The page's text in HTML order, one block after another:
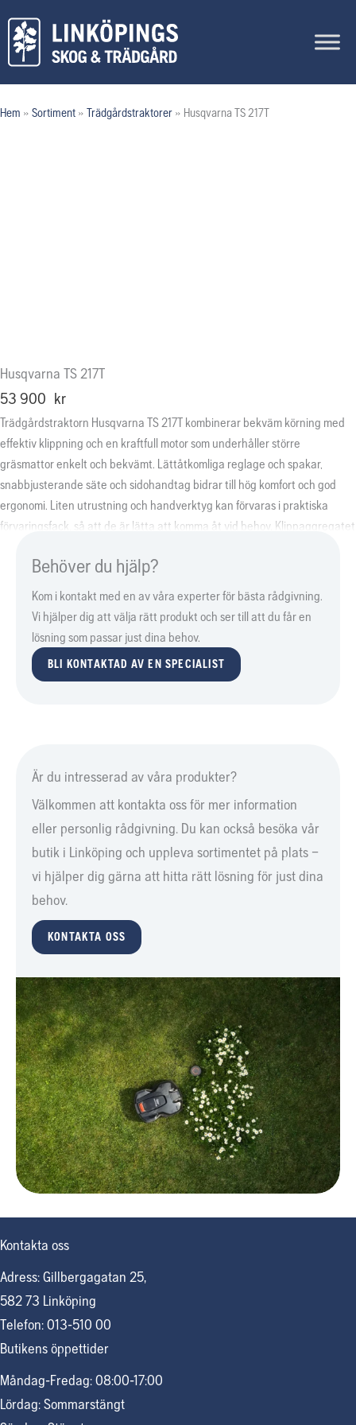
innehåll
Hem » Sortiment » Trädgårdstraktorer » Husqvarna TS 217T
Husqvarna TS 217T
53 900 kr
Trädgårdstraktorn Husqvarna TS 217T kombinerar bekväm körning med
effektiv klippning och en kraftfull motor som underhåller större
gräsmattor enkelt och bekvämt. Lättåtkomliga reglage och spakar,
snabbjusterande säte och sidohandtag bidrar till hög komfort och god
ergonomi. Liten utrustning och handverktyg kan förvaras i praktiska
förvaringsfack, så att de är lätta att komma åt vid behov. Klippaggregatet
klipphöjder kan justeringar göras enkelt för att passa olika behov och
gräsförhållanden. Justeringen är fjäderassisterad för att minska
påfrestningarna på användaren. Backdriftsystemet (ROS) aktiveras med
startnyckeln för att ge snabb åtkomst till klippning bakåt och för att
minimera risken för att funktionen används oavsiktligt.
Behöver du hjälp?
Kom i kontakt med en av våra experter för bästa rådgivning.
Vi hjälper dig att välja rätt produkt och ser till att du får en
lösning som passar just dina behov.
BLI KONTAKTAD AV EN SPECIALIST
Är du intresserad av våra produkter?
Välkommen att kontakta oss för mer information
eller personlig rådgivning. Du kan också besöka vår
butik i Linköping och uppleva sortimentet på plats –
vi hjälper dig gärna att hitta rätt lösning för just dina
behov.
KONTAKTA OSS
Kontakta oss
Adress: Gillbergagatan 25,
582 73 Linköping
Telefon: 013-510 00
Butikens öppettider
Måndag-Fredag: 08:00-17:00
Lördag: Sommarstängt